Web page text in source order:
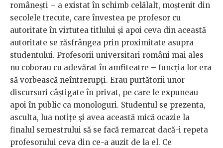
românești – a existat în schimb celălalt, moștenit din
secolele trecute, care învestea pe profesor cu
autoritate în virtutea titlului și apoi ceva din această
autoritate se răsfrângea prin proximitate asupra
studentului. Profesorii universitari români mai ales
nu coborau cu adevărat în amfiteatre – funcția lor era
să vorbească neîntrerupți. Erau purtătorii unor
discursuri câștigate în privat, pe care le expuneau
apoi în public ca monologuri. Studentul se prezenta,
asculta, lua notițe și avea această mică ocazie la
finalul semestrului să se facă remarcat dacă-i repeta
profesorului ceva din ce-a auzit de la el. Ce